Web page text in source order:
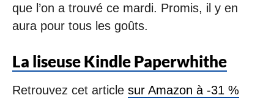
que l’on a trouvé ce mardi. Promis, il y en
aura pour tous les goûts.
La liseuse Kindle Paperwhithe
Retrouvez cet article sur Amazon à -31 %